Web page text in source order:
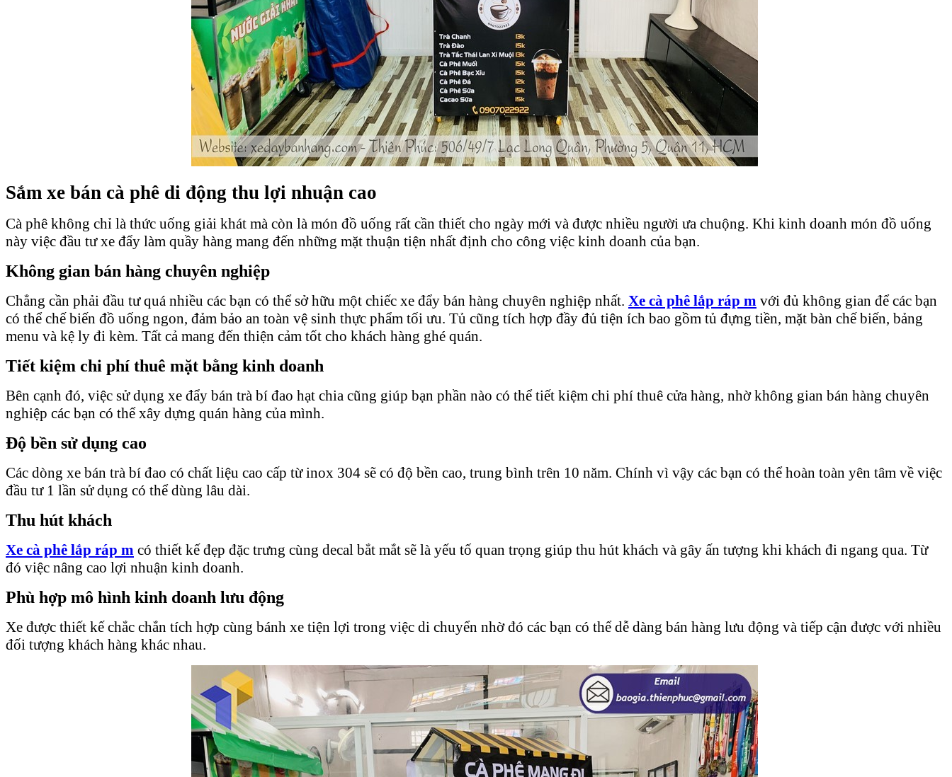
Sắm xe bán cà phê di động thu lợi nhuận cao
Cà phê không chỉ là thức uống giải khát mà còn là món đồ uống rất cần thiết cho ngày mới và được nhiều người ưa chuộng. Khi kinh doanh món đồ uống
này việc đầu tư xe đẩy làm quầy hàng mang đến những mặt thuận tiện nhất định cho công việc kinh doanh của bạn.
Không gian bán hàng chuyên nghiệp
Chẳng cần phải đầu tư quá nhiều các bạn có thể sở hữu một chiếc xe đẩy bán hàng chuyên nghiệp nhất. Xe cà phê lắp ráp m với đủ không gian để các bạn
có thể chế biến đồ uống ngon, đảm bảo an toàn vệ sinh thực phẩm tối ưu. Tủ cũng tích hợp đầy đủ tiện ích bao gồm tủ đựng tiền, mặt bàn chế biến, bảng
menu và kệ ly đi kèm. Tất cả mang đến thiện cảm tốt cho khách hàng ghé quán.
Tiết kiệm chi phí thuê mặt bằng kinh doanh
Bên cạnh đó, việc sử dụng xe đẩy bán trà bí đao hạt chia cũng giúp bạn phần nào có thể tiết kiệm chi phí thuê cửa hàng, nhờ không gian bán hàng chuyên
nghiệp các bạn có thể xây dựng quán hàng của mình.
Độ bền sử dụng cao
Các dòng xe bán trà bí đao có chất liệu cao cấp từ inox 304 sẽ có độ bền cao, trung bình trên 10 năm. Chính vì vậy các bạn có thể hoàn toàn yên tâm về việc
đầu tư 1 lần sử dụng có thể dùng lâu dài.
Thu hút khách
Xe cà phê lắp ráp m có thiết kế đẹp đặc trưng cùng decal bắt mắt sẽ là yếu tố quan trọng giúp thu hút khách và gây ấn tượng khi khách đi ngang qua. Từ
đó việc nâng cao lợi nhuận kinh doanh.
Phù hợp mô hình kinh doanh lưu động
Xe được thiết kế chắc chắn tích hợp cùng bánh xe tiện lợi trong việc di chuyển nhờ đó các bạn có thể dễ dàng bán hàng lưu động và tiếp cận được với nhiều
đối tượng khách hàng khác nhau.